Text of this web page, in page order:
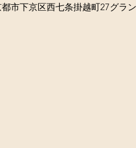
市下京区西七条掛越町27グラ